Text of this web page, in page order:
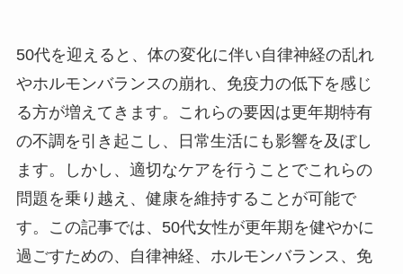
50代を迎えると、体の変化に伴い自律神経の乱れ
やホルモンバランスの崩れ、免疫力の低下を感じ
る方が増えてきます。これらの要因は更年期特有
の不調を引き起こし、日常生活にも影響を及ぼし
ます。しかし、適切なケアを行うことでこれらの
問題を乗り越え、健康を維持することが可能で
す。この記事では、50代女性が更年期を健やかに
過ごすための、自律神経、ホルモンバランス、免